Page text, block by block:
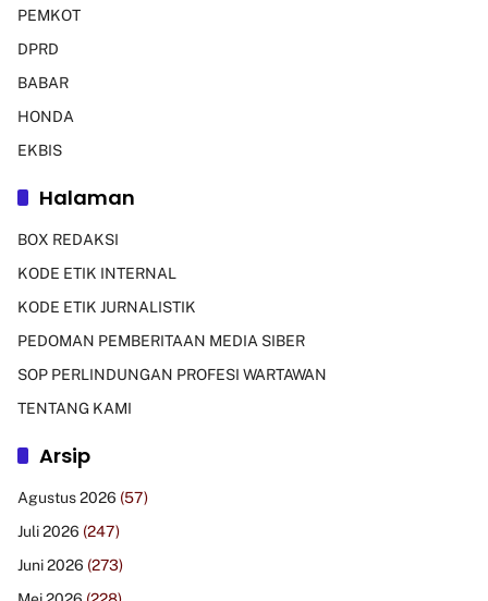
PEMKOT
DPRD
BABAR
HONDA
EKBIS
Halaman
BOX REDAKSI
KODE ETIK INTERNAL
KODE ETIK JURNALISTIK
PEDOMAN PEMBERITAAN MEDIA SIBER
SOP PERLINDUNGAN PROFESI WARTAWAN
TENTANG KAMI
Arsip
Agustus 2026 (57)
Juli 2026 (247)
Juni 2026 (273)